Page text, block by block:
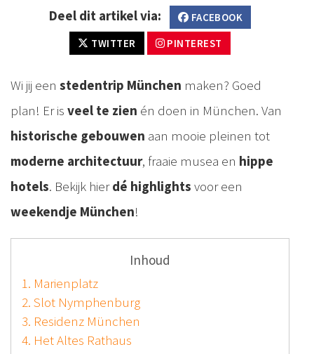
Deel dit artikel via:
FACEBOOK
TWITTER
PINTEREST
Wi jij een stedentrip München maken? Goed
plan! Er is veel te zien én doen in München. Van
historische gebouwen aan mooie pleinen tot
moderne architectuur, fraaie musea en hippe
hotels. Bekijk hierdé highlights voor een
weekendje München!
Inhoud
1. Marienplatz
2. Slot Nymphenburg
3. Residenz München
4. Het Altes Rathaus